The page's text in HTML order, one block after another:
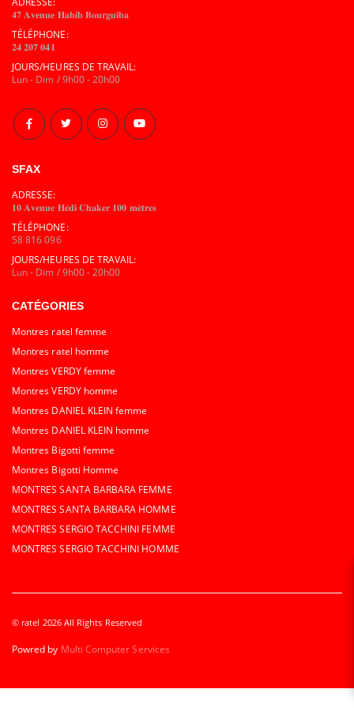
𝟒𝟕 𝐀𝐯𝐞𝐧𝐮𝐞 𝐇𝐚𝐛𝐢𝐛 𝐁𝐨𝐮𝐫𝐠𝐮𝐢𝐛𝐚
TÉLÉPHONE:
𝟐𝟒 𝟐𝟎𝟕 𝟎𝟒𝟏
JOURS/HEURES DE TRAVAIL:
Lun - Dim / 9h00 - 20h00
SFAX
ADRESSE:
𝟏𝟎 𝐀𝐯𝐞𝐧𝐮𝐞 𝐇𝐞́𝐝𝐢 𝐂𝐡𝐚𝐤𝐞𝐫 𝟏𝟎𝟎 𝐦𝐞̀𝐭𝐫𝐞𝐬
TÉLÉPHONE:
58 816 096
JOURS/HEURES DE TRAVAIL:
Lun - Dim / 9h00 - 20h00
CATÉGORIES
Montres ratel femme
Montres ratel homme
Montres VERDY femme
Montres VERDY homme
Montres DANIEL KLEIN femme
Montres DANIEL KLEIN homme
Montres Bigotti femme
Montres Bigotti Homme
MONTRES SANTA BARBARA FEMME
MONTRES SANTA BARBARA HOMME
MONTRES SERGIO TACCHINI FEMME
MONTRES SERGIO TACCHINI HOMME
© ratel 2026 All Rights Reserved
Powred by Multi Computer Services